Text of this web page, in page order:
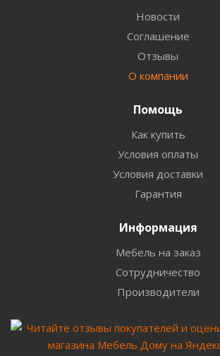
Новости
Соглашение
Отзывы
О компании
Помощь
Как купить
Условия оплаты
Условия доставки
Гарантия
Информация
Мебель на заказ
Сотрудничество
Производители